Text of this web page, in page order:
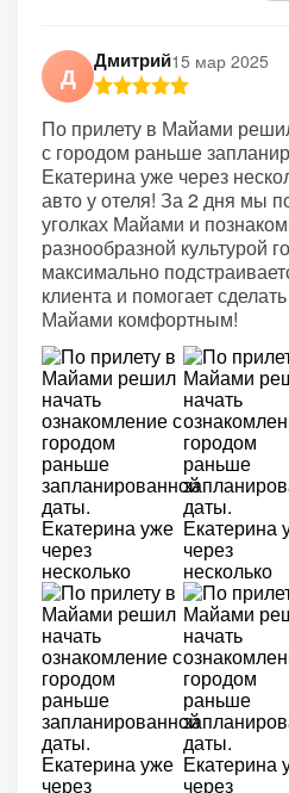
Д
Дмитрий15 мар 2025
По прилету в Майами
с городом раньше
Екатерина уже через
авто у отеля! За 2 дня мы
уголках Майами и
разнообразной культурой
максимально
клиента и помогает
Майами комфортным!